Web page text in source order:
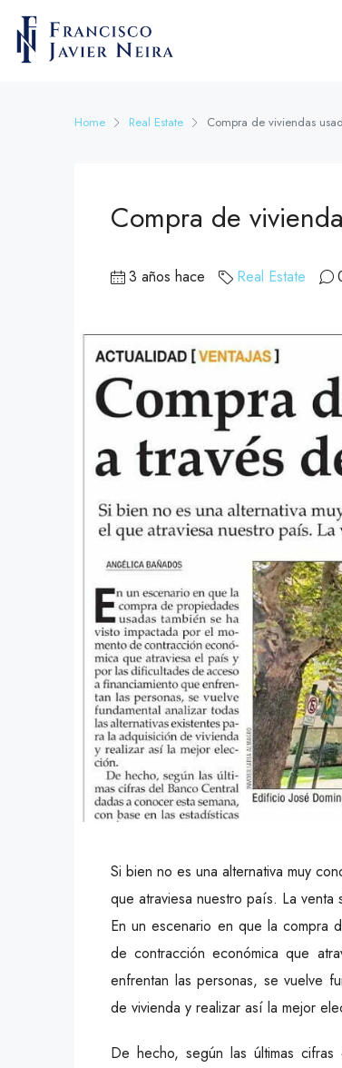
Home Real Estate Compra de viviendas
Compra de
3 años hace Real Estate
Si bien no es una alternativa muy
que atraviesa nuestro país. La venta
En un escenario en que la compra
de contracción económica que
enfrentan las personas, se vuelve
de vivienda y realizar así la mejor
De hecho, según las últimas